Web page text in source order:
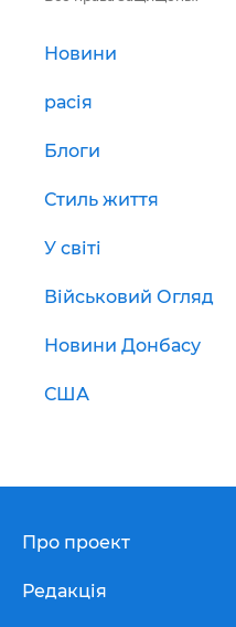
Новини
расія
Блоги
Стиль життя
У світі
Військовий Огляд
Новини Донбасу
США
Про проект
Редакція